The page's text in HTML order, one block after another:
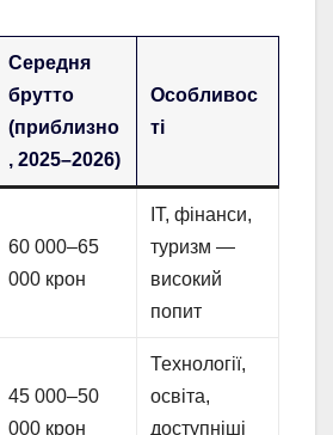
Середня
брутто
(приблизно
, 2025–2026)
Особливос
ті
60 000–65
000 крон
IT, фінанси,
туризм —
високий
попит
45 000–50
000 крон
Технології,
освіта,
доступніші